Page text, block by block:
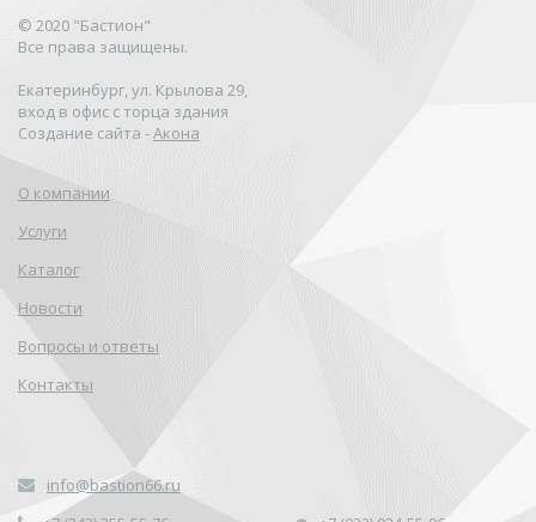
© 2020 "Бастион"
Все права защищены.
Екатеринбург, ул. Крылова 29,
вход в офис с торца здания
Создание сайта -Акона
О компании
Услуги
Каталог
Новости
Вопросы и ответы
Контакты
info@bastion66.ru